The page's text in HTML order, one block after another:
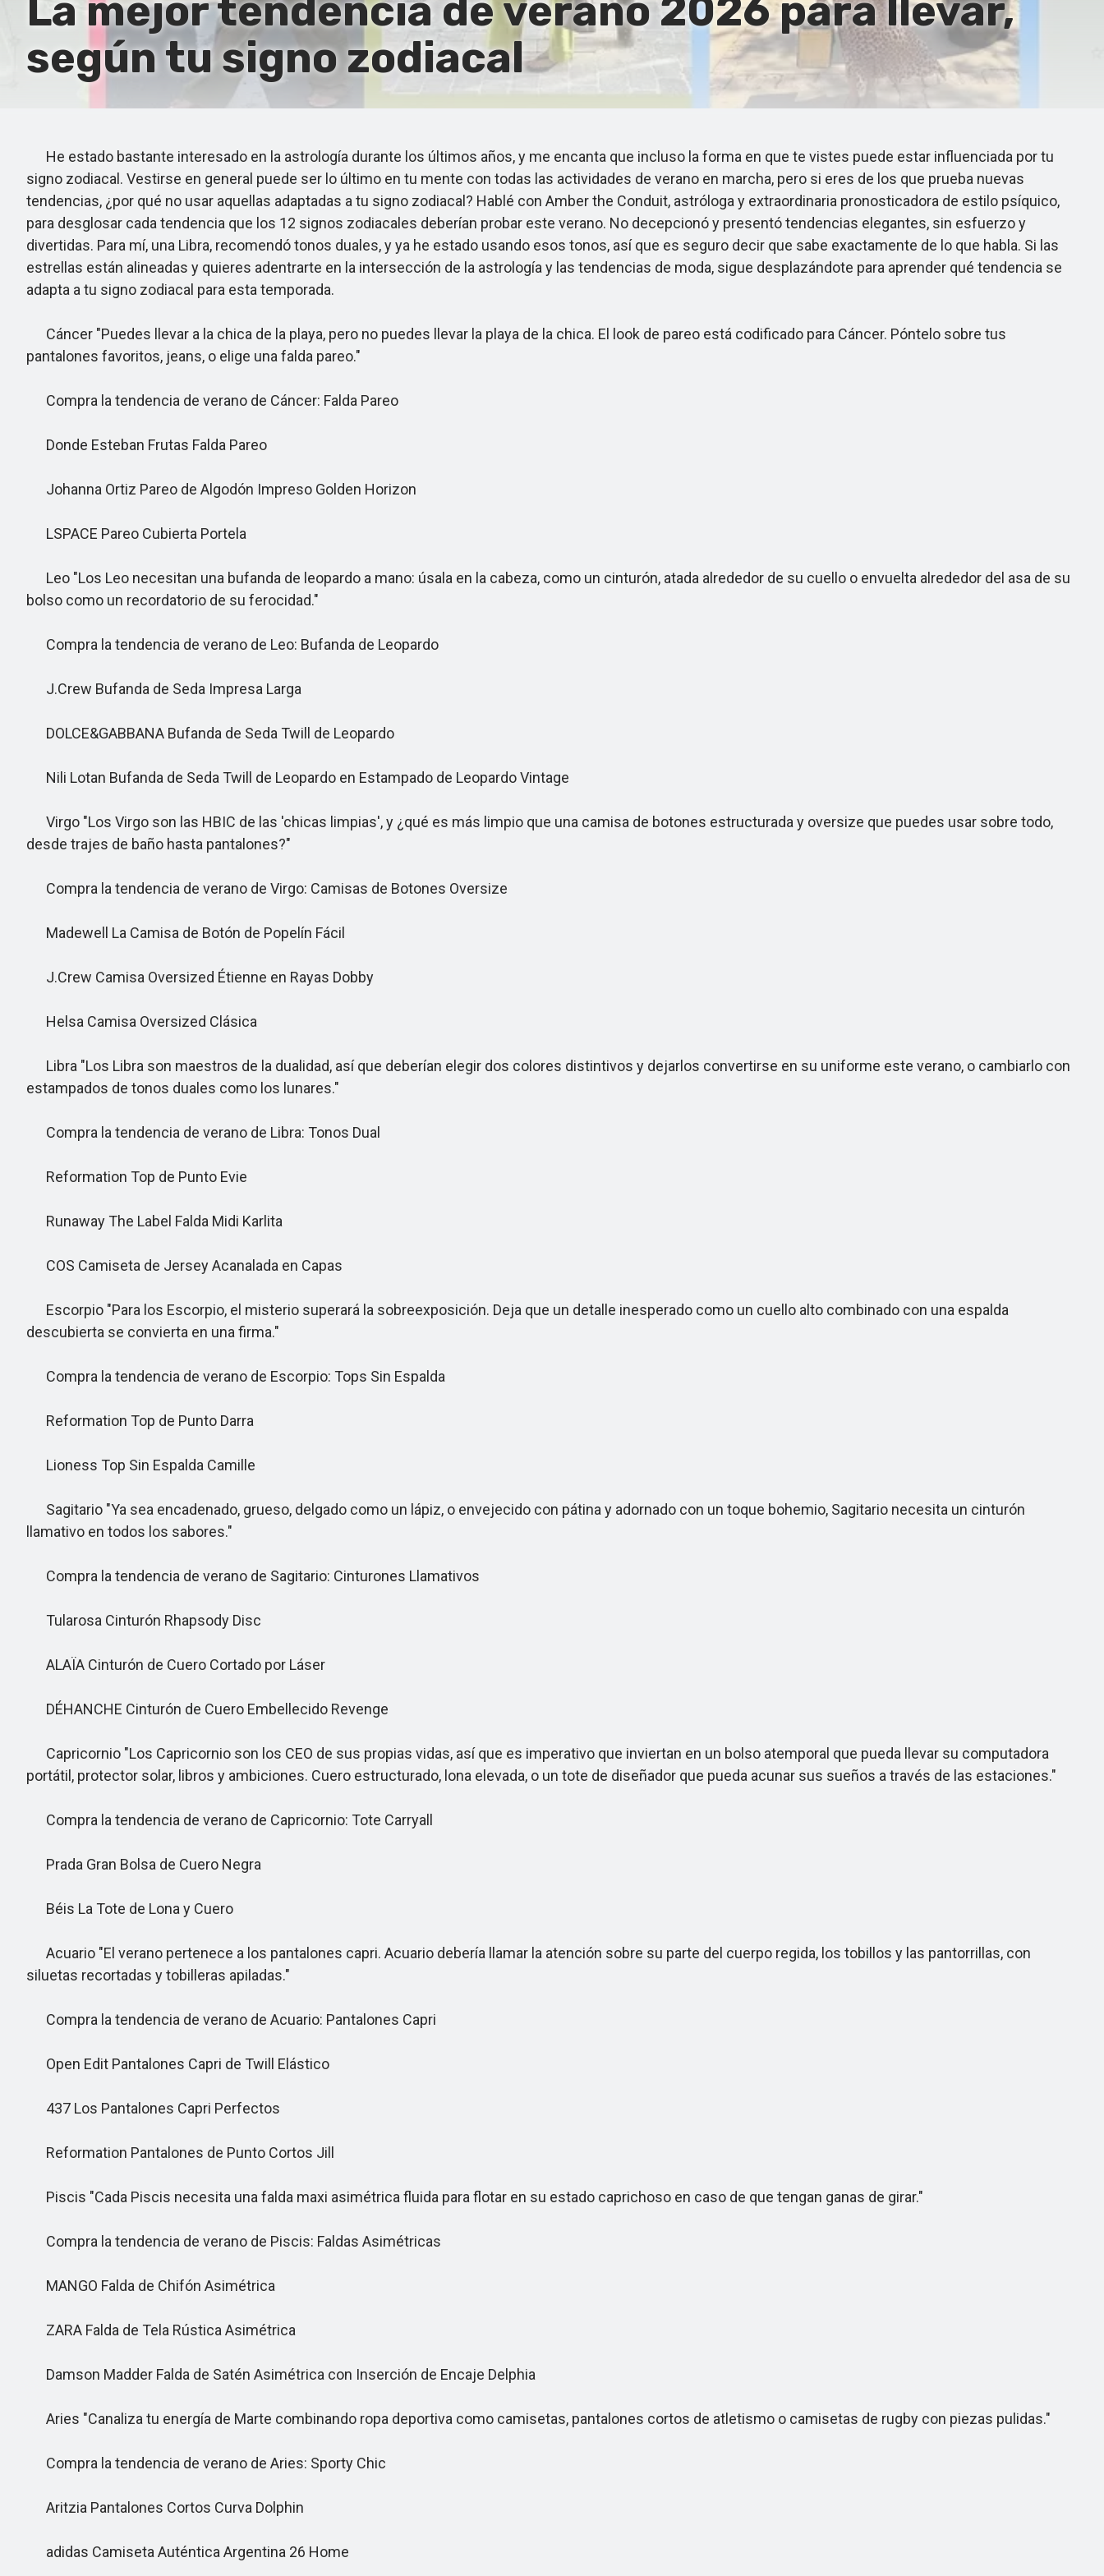
La mejor tendencia de verano 2026 para llevar,
según tu signo zodiacal
He estado bastante interesado en la astrología durante los últimos años, y me encanta que incluso la forma en que te vistes puede estar influenciada por tu
signo zodiacal. Vestirse en general puede ser lo último en tu mente con todas las actividades de verano en marcha, pero si eres de los que prueba nuevas
tendencias, ¿por qué no usar aquellas adaptadas a tu signo zodiacal? Hablé con Amber the Conduit, astróloga y extraordinaria pronosticadora de estilo psíquico,
para desglosar cada tendencia que los 12 signos zodiacales deberían probar este verano. No decepcionó y presentó tendencias elegantes, sin esfuerzo y
divertidas. Para mí, una Libra, recomendó tonos duales, y ya he estado usando esos tonos, así que es seguro decir que sabe exactamente de lo que habla. Si las
estrellas están alineadas y quieres adentrarte en la intersección de la astrología y las tendencias de moda, sigue desplazándote para aprender qué tendencia se
adapta a tu signo zodiacal para esta temporada.
Cáncer "Puedes llevar a la chica de la playa, pero no puedes llevar la playa de la chica. El look de pareo está codificado para Cáncer. Póntelo sobre tus
pantalones favoritos, jeans, o elige una falda pareo."
Compra la tendencia de verano de Cáncer: Falda Pareo
Donde Esteban Frutas Falda Pareo
Johanna Ortiz Pareo de Algodón Impreso Golden Horizon
LSPACE Pareo Cubierta Portela
Leo "Los Leo necesitan una bufanda de leopardo a mano: úsala en la cabeza, como un cinturón, atada alrededor de su cuello o envuelta alrededor del asa de su
bolso como un recordatorio de su ferocidad."
Compra la tendencia de verano de Leo: Bufanda de Leopardo
J.Crew Bufanda de Seda Impresa Larga
DOLCE&GABBANA Bufanda de Seda Twill de Leopardo
Nili Lotan Bufanda de Seda Twill de Leopardo en Estampado de Leopardo Vintage
Virgo "Los Virgo son las HBIC de las 'chicas limpias', y ¿qué es más limpio que una camisa de botones estructurada y oversize que puedes usar sobre todo,
desde trajes de baño hasta pantalones?"
Compra la tendencia de verano de Virgo: Camisas de Botones Oversize
Madewell La Camisa de Botón de Popelín Fácil
J.Crew Camisa Oversized Étienne en Rayas Dobby
Helsa Camisa Oversized Clásica
Libra "Los Libra son maestros de la dualidad, así que deberían elegir dos colores distintivos y dejarlos convertirse en su uniforme este verano, o cambiarlo con
estampados de tonos duales como los lunares."
Compra la tendencia de verano de Libra: Tonos Dual
Reformation Top de Punto Evie
Runaway The Label Falda Midi Karlita
COS Camiseta de Jersey Acanalada en Capas
Escorpio "Para los Escorpio, el misterio superará la sobreexposición. Deja que un detalle inesperado como un cuello alto combinado con una espalda
descubierta se convierta en una firma."
Compra la tendencia de verano de Escorpio: Tops Sin Espalda
Reformation Top de Punto Darra
Lioness Top Sin Espalda Camille
Sagitario "Ya sea encadenado, grueso, delgado como un lápiz, o envejecido con pátina y adornado con un toque bohemio, Sagitario necesita un cinturón
llamativo en todos los sabores."
Compra la tendencia de verano de Sagitario: Cinturones Llamativos
Tularosa Cinturón Rhapsody Disc
ALAÏA Cinturón de Cuero Cortado por Láser
DÉHANCHE Cinturón de Cuero Embellecido Revenge
Capricornio "Los Capricornio son los CEO de sus propias vidas, así que es imperativo que inviertan en un bolso atemporal que pueda llevar su computadora
portátil, protector solar, libros y ambiciones. Cuero estructurado, lona elevada, o un tote de diseñador que pueda acunar sus sueños a través de las estaciones."
Compra la tendencia de verano de Capricornio: Tote Carryall
Prada Gran Bolsa de Cuero Negra
Béis La Tote de Lona y Cuero
Acuario "El verano pertenece a los pantalones capri. Acuario debería llamar la atención sobre su parte del cuerpo regida, los tobillos y las pantorrillas, con
siluetas recortadas y tobilleras apiladas."
Compra la tendencia de verano de Acuario: Pantalones Capri
Open Edit Pantalones Capri de Twill Elástico
437 Los Pantalones Capri Perfectos
Reformation Pantalones de Punto Cortos Jill
Piscis "Cada Piscis necesita una falda maxi asimétrica fluida para flotar en su estado caprichoso en caso de que tengan ganas de girar."
Compra la tendencia de verano de Piscis: Faldas Asimétricas
MANGO Falda de Chifón Asimétrica
ZARA Falda de Tela Rústica Asimétrica
Damson Madder Falda de Satén Asimétrica con Inserción de Encaje Delphia
Aries "Canaliza tu energía de Marte combinando ropa deportiva como camisetas, pantalones cortos de atletismo o camisetas de rugby con piezas pulidas."
Compra la tendencia de verano de Aries: Sporty Chic
Aritzia Pantalones Cortos Curva Dolphin
adidas Camiseta Auténtica Argentina 26 Home